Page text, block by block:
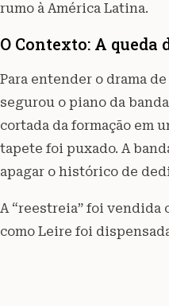
rumo à América Latina.
O Contexto: A queda
Para entender o drama
segurou o piano da
cortada da formação em
tapete foi puxado. A
apagar o histórico de
A “reestreia” foi vendida
como Leire foi